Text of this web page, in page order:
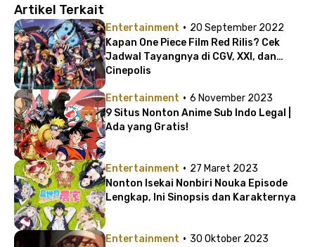
Artikel Terkait
Entertainment · 20 September 2022
Kapan One Piece Film Red Rilis? Cek
Jadwal Tayangnya di CGV, XXI, dan
Cinepolis
Entertainment · 6 November 2023
9 Situs Nonton Anime Sub Indo Legal |
Ada yang Gratis!
Entertainment · 27 Maret 2023
Nonton Isekai Nonbiri Nouka Episode
Lengkap, Ini Sinopsis dan Karakternya
Entertainment · 30 Oktober 2023